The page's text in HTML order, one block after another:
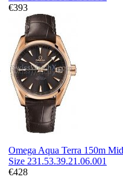
€393
Omega Aqua Terra 150m
Size 231.53.39.21.06.001
€428